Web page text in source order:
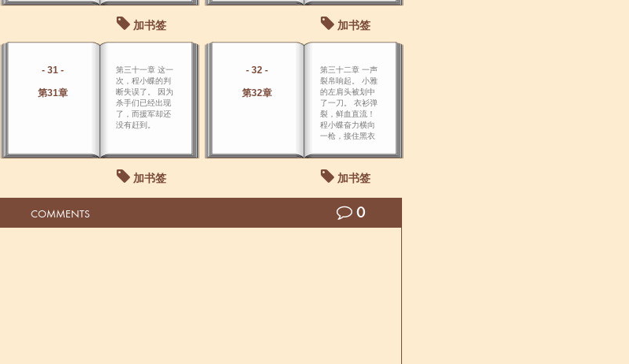
加书签 加书签
- 31 -
第31章
第三十一章 这一
次，程小蝶的判
断失误了。 因为
杀手们已经出现
了，而援军却还
没有赶到。
加书签
- 32 -
第32章
第三十二章 一声
裂帛响起。 小雅
的左肩头被划中
了一刀。 衣衫弹
裂，鲜血直流！
程小蝶奋力横向
一枪，接住黑衣
问道：“小雅，你
怎么样？” 小雅牙
咬，顾不得包扎
叫道：“总捕头，
加书签
COMMENTS 0